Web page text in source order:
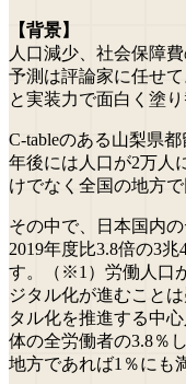
【背景】
人口減少、社会保障
予測は評論家に任せ
と実装力で面白く塗
C-tableのある山梨県
年後には人口が2万人
けでなく全国の地方
その中で、日本国内
2019年度比3.8倍の3
す。（※1）労働人口
ジタル化が進むこと
タル化を推進する中
体の全労働者の3.8％
地方であれば1％にも